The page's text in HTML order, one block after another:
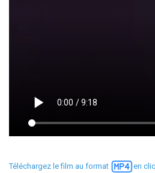
Téléchargez le film au format en